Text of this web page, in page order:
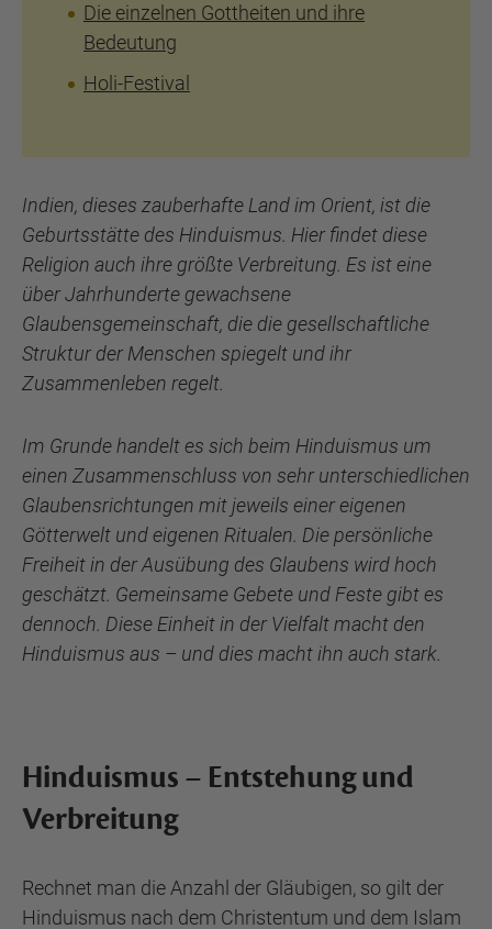
Die einzelnen Gottheiten und ihre
Bedeutung
Holi-Festival
Indien, dieses zauberhafte Land im Orient, ist die
Geburtsstätte des Hinduismus. Hier findet diese
Religion auch ihre größte Verbreitung. Es ist eine
über Jahrhunderte gewachsene
Glaubensgemeinschaft, die die gesellschaftliche
Struktur der Menschen spiegelt und ihr
Zusammenleben regelt.
Im Grunde handelt es sich beim Hinduismus um
einen Zusammenschluss von sehr unterschiedlichen
Glaubensrichtungen mit jeweils einer eigenen
Götterwelt und eigenen Ritualen. Die persönliche
Freiheit in der Ausübung des Glaubens wird hoch
geschätzt. Gemeinsame Gebete und Feste gibt es
dennoch. Diese Einheit in der Vielfalt macht den
Hinduismus aus – und dies macht ihn auch stark.
Hinduismus – Entstehung und
Verbreitung
Rechnet man die Anzahl der Gläubigen, so gilt der
Hinduismus nach dem Christentum und dem Islam